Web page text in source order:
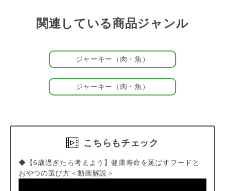
関連している商品ジャンル
ジャーキー（肉・魚）
ジャーキー（肉・魚）
こちらもチェック
◆【6歳過ぎたら考えよう】健康寿命を延ばすフードと
おやつの選び方＜動画解説＞